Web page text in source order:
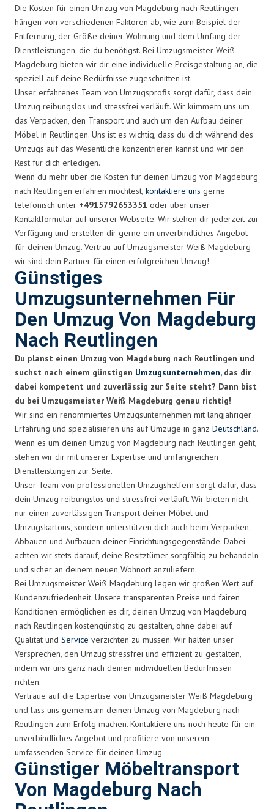
Die Kosten für einen Umzug von Magdeburg nach Reutlingen
hängen von verschiedenen Faktoren ab, wie zum Beispiel der
Entfernung, der Größe deiner Wohnung und dem Umfang der
Dienstleistungen, die du benötigst. Bei Umzugsmeister Weiß
Magdeburg bieten wir dir eine individuelle Preisgestaltung an, die
speziell auf deine Bedürfnisse zugeschnitten ist.
Unser erfahrenes Team von Umzugsprofis sorgt dafür, dass dein
Umzug reibungslos und stressfrei verläuft. Wir kümmern uns um
das Verpacken, den Transport und auch um den Aufbau deiner
Möbel in Reutlingen. Uns ist es wichtig, dass du dich während des
Umzugs auf das Wesentliche konzentrieren kannst und wir den
Rest für dich erledigen.
Wenn du mehr über die Kosten für deinen Umzug von Magdeburg
nach Reutlingen erfahren möchtest, kontaktiere uns gerne
telefonisch unter +4915792653351 oder über unser
Kontaktformular auf unserer Webseite. Wir stehen dir jederzeit zur
Verfügung und erstellen dir gerne ein unverbindliches Angebot
für deinen Umzug. Vertrau auf Umzugsmeister Weiß Magdeburg –
wir sind dein Partner für einen erfolgreichen Umzug!
Günstiges
Umzugsunternehmen Für
Den Umzug Von Magdeburg
Nach Reutlingen
Du planst einen Umzug von Magdeburg nach Reutlingen und
suchst nach einem günstigen Umzugsunternehmen, das dir
dabei kompetent und zuverlässig zur Seite steht? Dann bist
du bei Umzugsmeister Weiß Magdeburg genau richtig!
Wir sind ein renommiertes Umzugsunternehmen mit langjähriger
Erfahrung und spezialisieren uns auf Umzüge in ganz Deutschland.
Wenn es um deinen Umzug von Magdeburg nach Reutlingen geht,
stehen wir dir mit unserer Expertise und umfangreichen
Dienstleistungen zur Seite.
Unser Team von professionellen Umzugshelfern sorgt dafür, dass
dein Umzug reibungslos und stressfrei verläuft. Wir bieten nicht
nur einen zuverlässigen Transport deiner Möbel und
Umzugskartons, sondern unterstützen dich auch beim Verpacken,
Abbauen und Aufbauen deiner Einrichtungsgegenstände. Dabei
achten wir stets darauf, deine Besitztümer sorgfältig zu behandeln
und sicher an deinem neuen Wohnort anzuliefern.
Bei Umzugsmeister Weiß Magdeburg legen wir großen Wert auf
Kundenzufriedenheit. Unsere transparenten Preise und fairen
Konditionen ermöglichen es dir, deinen Umzug von Magdeburg
nach Reutlingen kostengünstig zu gestalten, ohne dabei auf
Qualität und Service verzichten zu müssen. Wir halten unser
Versprechen, den Umzug stressfrei und effizient zu gestalten,
indem wir uns ganz nach deinen individuellen Bedürfnissen
richten.
Vertraue auf die Expertise von Umzugsmeister Weiß Magdeburg
und lass uns gemeinsam deinen Umzug von Magdeburg nach
Reutlingen zum Erfolg machen. Kontaktiere uns noch heute für ein
unverbindliches Angebot und profitiere von unserem
umfassenden Service für deinen Umzug.
Günstiger Möbeltransport
Von Magdeburg Nach